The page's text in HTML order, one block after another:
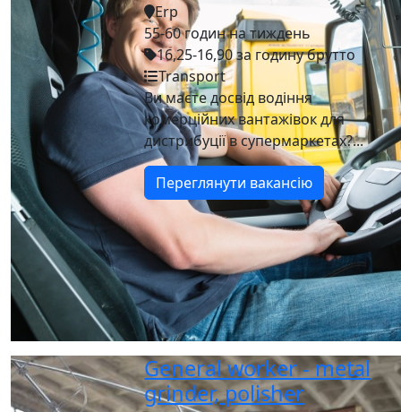
Erp
55-60 годин на тиждень
16,25-16,90 за годину брутто
Transport
Ви маєте досвід водіння
комерційних вантажівок для
дистрибуції в супермаркетах?...
Переглянути вакансію
General worker - metal
grinder, polisher